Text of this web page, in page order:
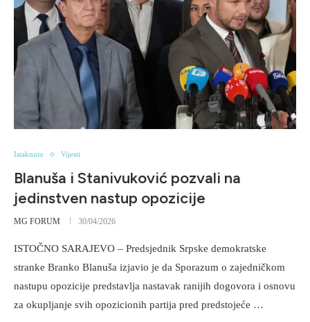
Istaknuto Vijesti
Blanuša i Stanivuković pozvali na
jedinstven nastup opozicije
MG FORUM 30/04/2026
ISTOČNO SARAJEVO – Predsjednik Srpske demokratske
stranke Branko Blanuša izjavio je da Sporazum o zajedničkom
nastupu opozicije predstavlja nastavak ranijih dogovora i osnovu
za okupljanje svih opozicionih partija pred predstojeće …